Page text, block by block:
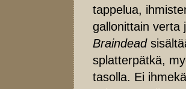
tappelua,
gallonittain verta
Braindead
splatterpätkä,
tasolla. Ei